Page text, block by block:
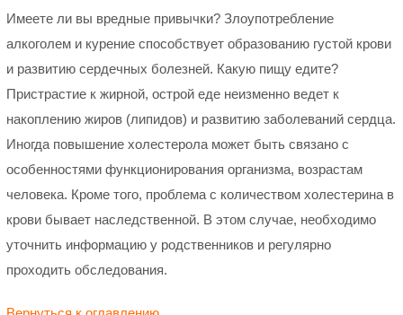
Имеете ли вы вредные привычки? Злоупотребление
алкоголем и курение способствует образованию густой крови
и развитию сердечных болезней. Какую пищу едите?
Пристрастие к жирной, острой еде неизменно ведет к
накоплению жиров (липидов) и развитию заболеваний сердца.
Иногда повышение холестерола может быть связано с
особенностями функционирования организма, возрастам
человека. Кроме того, проблема с количеством холестерина в
крови бывает наследственной. В этом случае, необходимо
уточнить информацию у родственников и регулярно
проходить обследования.